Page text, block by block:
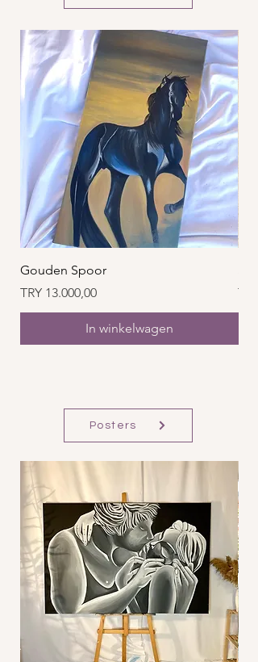
Gouden Spoor
Prijs
TRY 13.000,00
In winkelwagen
Prijs
Posters